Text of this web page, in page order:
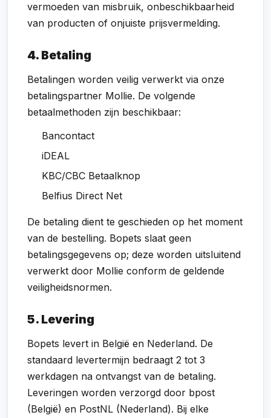
vermoeden van misbruik, onbeschikbaarheid
van producten of onjuiste prijsvermelding.
4. Betaling
Betalingen worden veilig verwerkt via onze
betalingspartner Mollie. De volgende
betaalmethoden zijn beschikbaar:
Bancontact
iDEAL
KBC/CBC Betaalknop
Belfius Direct Net
De betaling dient te geschieden op het moment
van de bestelling. Bopets slaat geen
betalingsgegevens op; deze worden uitsluitend
verwerkt door Mollie conform de geldende
veiligheidsnormen.
5. Levering
Bopets levert in België en Nederland. De
standaard levertermijn bedraagt 2 tot 3
werkdagen na ontvangst van de betaling.
Leveringen worden verzorgd door bpost
(België) en PostNL (Nederland). Bij elke